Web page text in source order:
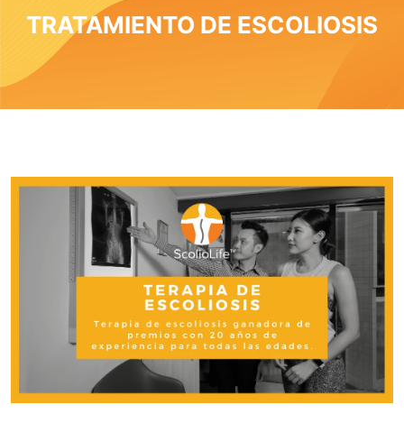
TRATAMIENTO DE ESCOLIOSIS